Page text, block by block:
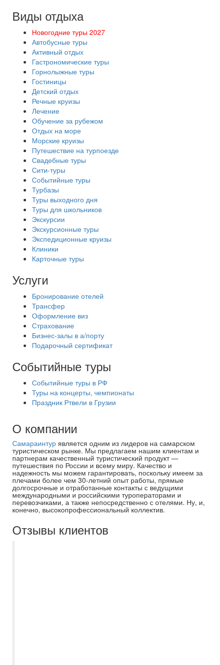
Виды отдыха
Новогодние туры 2027
Автобусные туры
Активный отдых
Гастрономические туры
Горнолыжные туры
Гостиницы
Детский отдых
Речные круизы
Лечение
Обучение за рубежом
Отдых на море
Морские круизы
Путешествие на турпоезде
Свадебные туры
Сити-туры
Событийные туры
Турбазы
Туры выходного дня
Туры для школьников
Экскурсии
Экскурсионные туры
Экспедиционные круизы
Клиники
Карточные туры
Услуги
Бронирование отелей
Трансфер
Оформление виз
Страхование
Бизнес-залы в а/порту
Подарочный сертификат
Событийные туры
Событийные туры в РФ
Туры на концерты, чемпионаты
Праздник Ртвели в Грузии
О компании
Самараинтур является одним из лидеров на самарском
туристическом рынке. Мы предлагаем нашим клиентам и
партнерам качественный туристический продукт —
путешествия по России и всему миру. Качество и
надежность мы можем гарантировать, поскольку имеем за
плечами более чем 30-летний опыт работы, прямые
долгосрочные и отработанные контакты с ведущими
международными и российскими туроператорами и
перевозчиками, а также непосредственно с отелями. Ну, и,
конечно, высокопрофессиональный коллектив.
Отзывы клиентов